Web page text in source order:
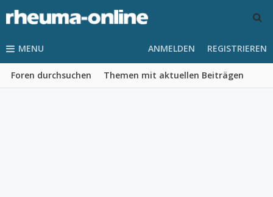
MENU
Foren durchsuchen Themen mit aktuellen Beiträgen
ANMELDEN REGISTRIEREN